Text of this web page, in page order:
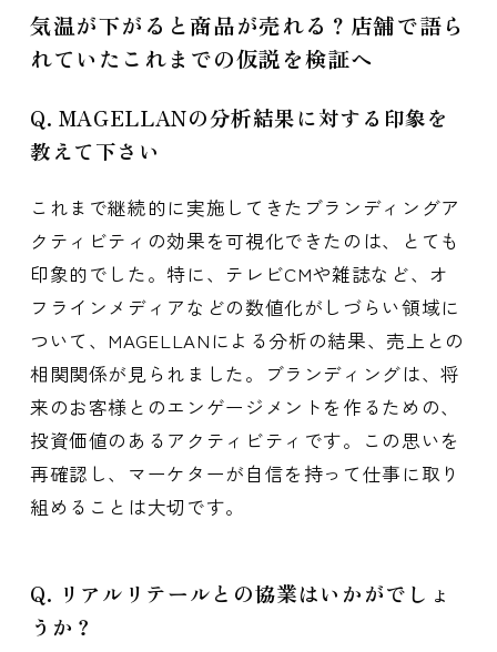
気温が下がると商品が売れる？店舗で語ら
れていたこれまでの仮説を検証へ
Q. MAGELLANの分析結果に対する印象を
教えて下さい
これまで継続的に実施してきたブランディングア
クティビティの効果を可視化できたのは、とても
印象的でした。特に、テレビCMや雑誌など、オ
フラインメディアなどの数値化がしづらい領域に
ついて、MAGELLANによる分析の結果、売上との
相関関係が見られました。ブランディングは、将
来のお客様とのエンゲージメントを作るための、
投資価値のあるアクティビティです。この思いを
再確認し、マーケターが自信を持って仕事に取り
組めることは大切です。
Q. リアルリテールとの協業はいかがでしょ
うか？